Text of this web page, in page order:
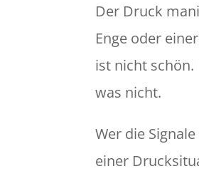
Der Druck
Enge oder
ist nicht
was nicht.
Wer die
einer